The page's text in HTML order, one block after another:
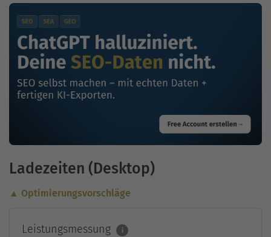
Ladezeiten (Desktop)
▲ Optimierungsvorschläge
Leistungsmessung i